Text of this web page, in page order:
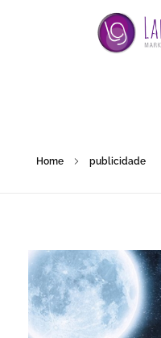
Home publicidade